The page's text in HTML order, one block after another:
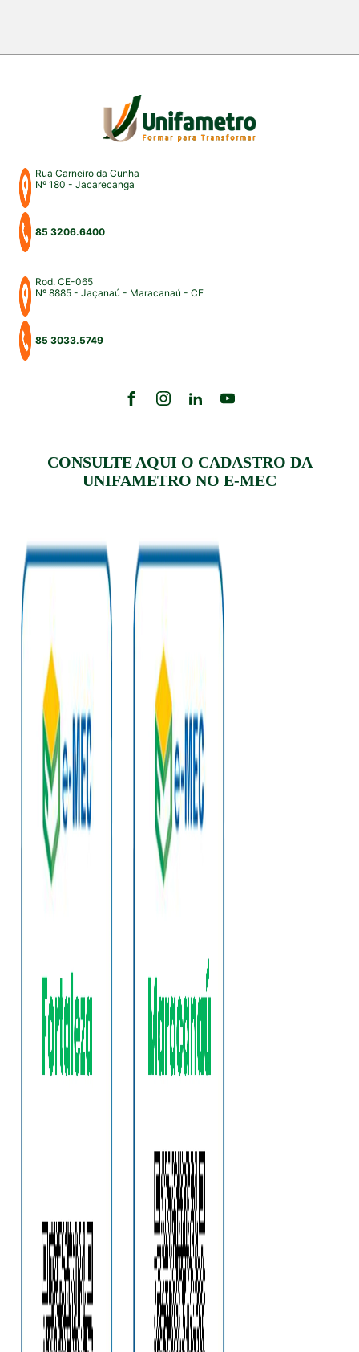
professores, profissionais do Direito e convidados
Rua Carneiro da Cunha
Nº 180 - Jacarecanga
85 3206.6400
Rod. CE-065
Nº 8885 - Jaçanaú - Maracanaú - CE
85 3033.5749
CONSULTE AQUI O CADASTRO DA
UNIFAMETRO NO E-MEC